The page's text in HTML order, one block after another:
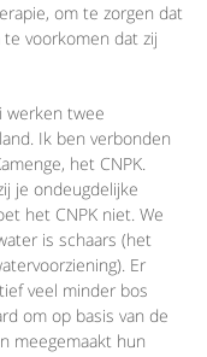
om te zorgen dat
voorkomen dat zij
werken twee
Ik ben verbonden
het CNPK.
je ondeugdelijke
het CNPK niet. We
is schaars (het
Er
veel minder bos
om op basis van de
meegemaakt hun